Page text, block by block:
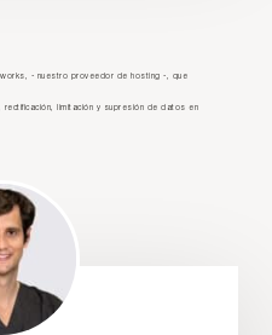
- nuestro proveedor de hosting -, que
limitación y supresión de datos en